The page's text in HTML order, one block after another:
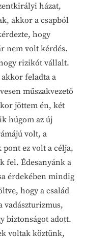
házat,
akkor a csapból
hogy
nem volt kérdés.
rizikót vállalt.
feladta a
műszakvezető
jöttem én, két
húgom az új
volt, a
ez volt a célja,
fel. Édesanyánk a
érdekében mindig
hogy a család
vadászturizmus,
biztonságot adott.
voltak köztünk,